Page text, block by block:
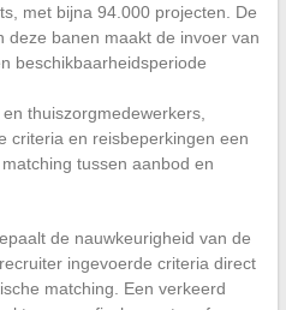
met bijna 94.000 projecten. De
deze banen maakt de invoer van
beschikbaarheidsperiode
thuiszorgmedewerkers,
criteria en reisbeperkingen een
tussen aanbod en
de nauwkeurigheid van de
ingevoerde criteria direct
matching. Een verkeerd